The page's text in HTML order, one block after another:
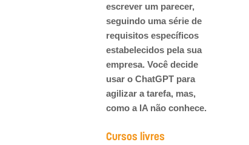
escrever um parecer,
seguindo uma série de
requisitos específicos
estabelecidos pela sua
empresa. Você decide
usar o ChatGPT para
agilizar a tarefa, mas,
como a IA não conhece.
Cursos livres